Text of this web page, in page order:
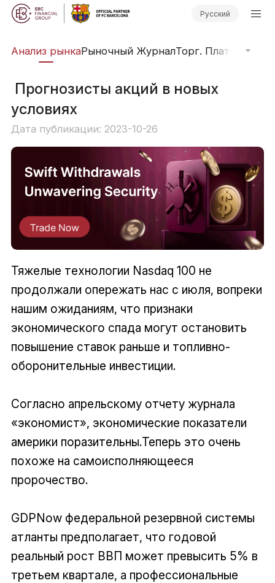
Русский
Анализ рынкаРыночный ЖурналТорг. Платформы
​ Прогнозисты акций в новых
условиях
Дата публикации: 2023-10-26
Тяжелые технологии Nasdaq 100 не
продолжали опережать нас с июля, вопреки
нашим ожиданиям, что признаки
экономического спада могут остановить
повышение ставок раньше и топливно-
оборонительные инвестиции.
Согласно апрельскому отчету журнала
«экономист», экономические показатели
америки поразительны.Теперь это очень
похоже на самоисполняющееся
пророчество.
GDPNow федеральной резервной системы
атланты предполагает, что годовой
реальный рост ВВП может превысить 5% в
третьем квартале, а профессиональные